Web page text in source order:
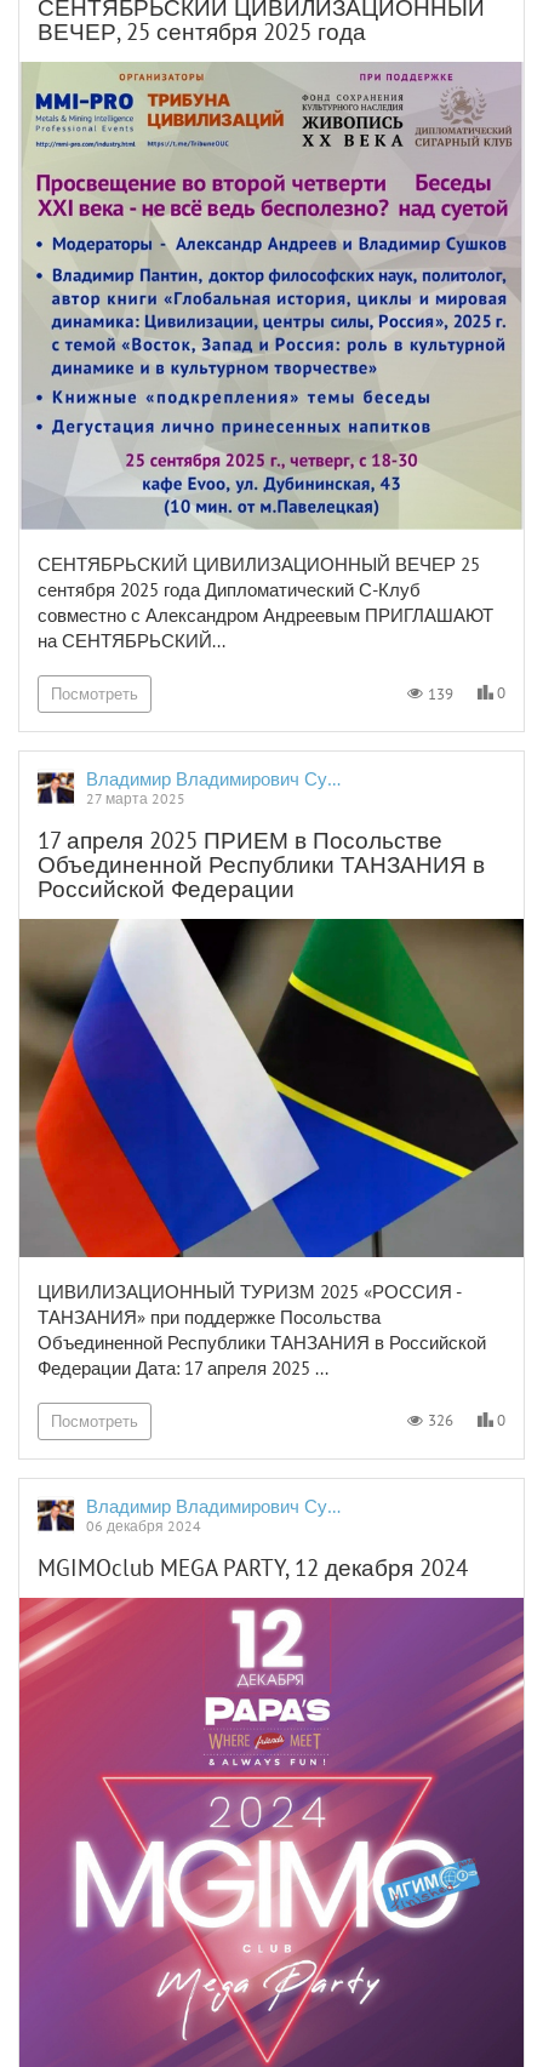
СЕНТЯБРЬСКИЙ ЦИВИЛИЗАЦИОННЫЙ
ВЕЧЕР, 25 сентября 2025 года
СЕНТЯБРЬСКИЙ ЦИВИЛИЗАЦИОННЫЙ ВЕЧЕР 25
сентября 2025 года Дипломатический С-Клуб
совместно с Александром Андреевым ПРИГЛАШАЮТ
на СЕНТЯБРЬСКИЙ...
Посмотреть 139 0
Владимир Владимирович Сушков
27 марта 2025
17 апреля 2025 ПРИЕМ в Посольстве
Объединенной Республики ТАНЗАНИЯ в
Российской Федерации
ЦИВИЛИЗАЦИОННЫЙ ТУРИЗМ 2025 «РОССИЯ -
ТАНЗАНИЯ» при поддержке Посольства
Объединенной Республики ТАНЗАНИЯ в Российской
Федерации Дата: 17 апреля 2025 ...
Посмотреть 326 0
Владимир Владимирович Сушков
06 декабря 2024
MGIMOclub MEGA PARTY, 12 декабря 2024